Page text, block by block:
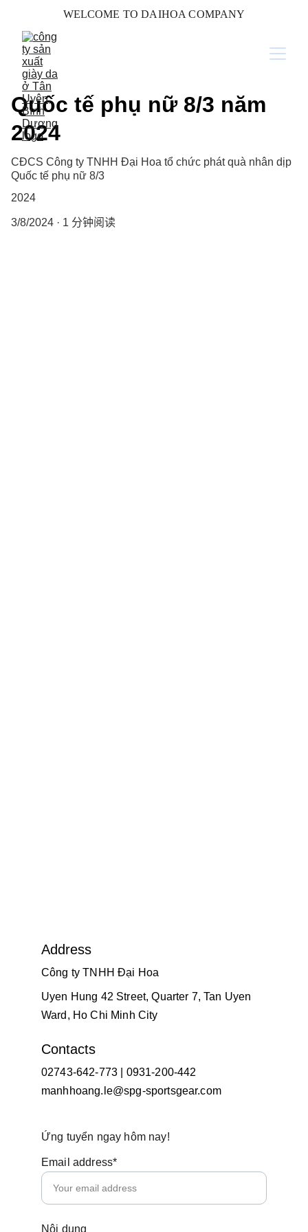
WELCOME TO DAIHOA COMPANY
Quốc tế phụ nữ 8/3 năm
2024
CĐCS Công ty TNHH Đại Hoa tổ chức phát quà nhân dịp
Quốc tế phụ nữ 8/3
2024
3/8/2024 1 分钟阅读
Address
Công ty TNHH Đại Hoa
Uyen Hung 42 Street, Quarter 7, Tan Uyen
Ward, Ho Chi Minh City
Contacts
02743-642-773 | 0931-200-442
manhhoang.le@spg-sportsgear.com
Ứng tuyển ngay hôm nay!
Email address*
Nội dung